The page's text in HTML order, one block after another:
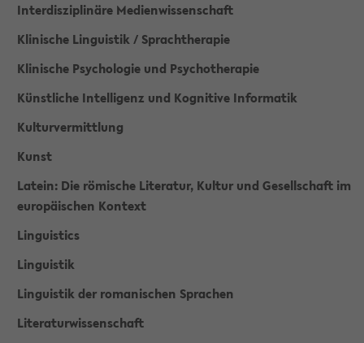
Interdisziplinäre Medienwissenschaft
Klinische Linguistik / Sprachtherapie
Klinische Psychologie und Psychotherapie
Künstliche Intelligenz und Kognitive Informatik
Kulturvermittlung
Kunst
Latein: Die römische Literatur, Kultur und Gesellschaft im
europäischen Kontext
Linguistics
Linguistik
Linguistik der romanischen Sprachen
Literaturwissenschaft